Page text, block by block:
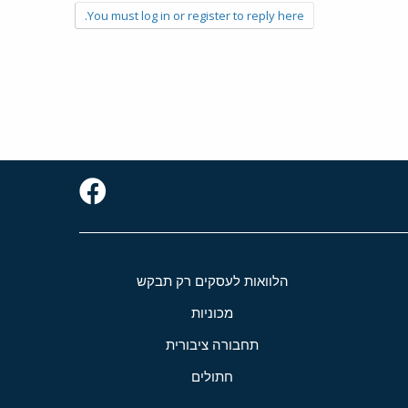
You must log in or register to reply here.
הלוואות לעסקים רק תבקש
מכוניות
תחבורה ציבורית
חתולים